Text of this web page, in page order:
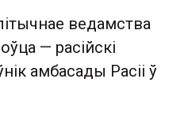
ведамства
— расійскі
амбасады Расіі ў